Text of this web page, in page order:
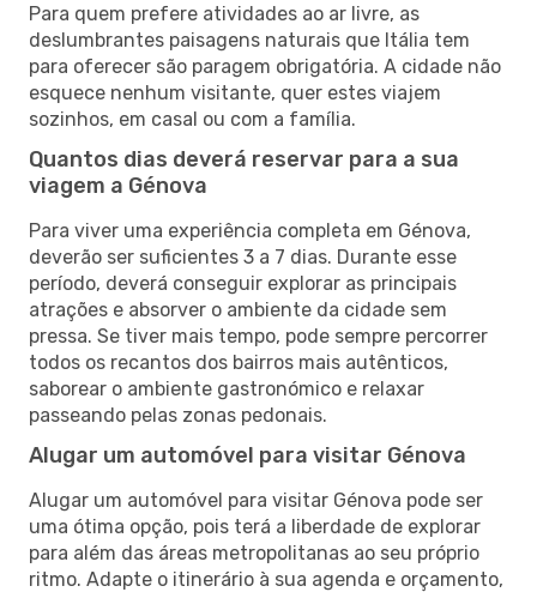
Para quem prefere atividades ao ar livre, as
deslumbrantes paisagens naturais que Itália tem
para oferecer são paragem obrigatória. A cidade não
esquece nenhum visitante, quer estes viajem
sozinhos, em casal ou com a família.
Quantos dias deverá reservar para a sua
viagem a Génova
Para viver uma experiência completa em Génova,
deverão ser suficientes 3 a 7 dias. Durante esse
período, deverá conseguir explorar as principais
atrações e absorver o ambiente da cidade sem
pressa. Se tiver mais tempo, pode sempre percorrer
todos os recantos dos bairros mais autênticos,
saborear o ambiente gastronómico e relaxar
passeando pelas zonas pedonais.
Alugar um automóvel para visitar Génova
Alugar um automóvel para visitar Génova pode ser
uma ótima opção, pois terá a liberdade de explorar
para além das áreas metropolitanas ao seu próprio
ritmo. Adapte o itinerário à sua agenda e orçamento,